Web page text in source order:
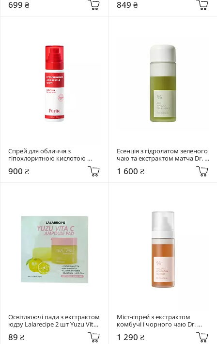
699 ₴
PDRN Lifting Shot Mist
849 ₴
Спрей для обличчя з
гіпохлоритною кислотою
Hypochlorous Acid Rescue
900 ₴
Есенція з гідролатом зеленого
чаю та екстрактом матча Dr.
Ceuracle 150 мл Jeju Matcha Tea
Essence
1 600 ₴
Освітлюючі пади з екстрактом
юдзу Lalarecipe 2 шт Yuzu Vita
89 ₴
Міст-спрей з екстрактом
комбучі і чорного чаю Dr.
Kombucha Tea Mist
1 290 ₴